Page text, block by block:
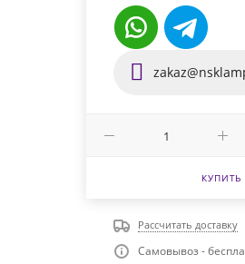
КУПИТЬ
Рассчитать доставку
Самовывоз -